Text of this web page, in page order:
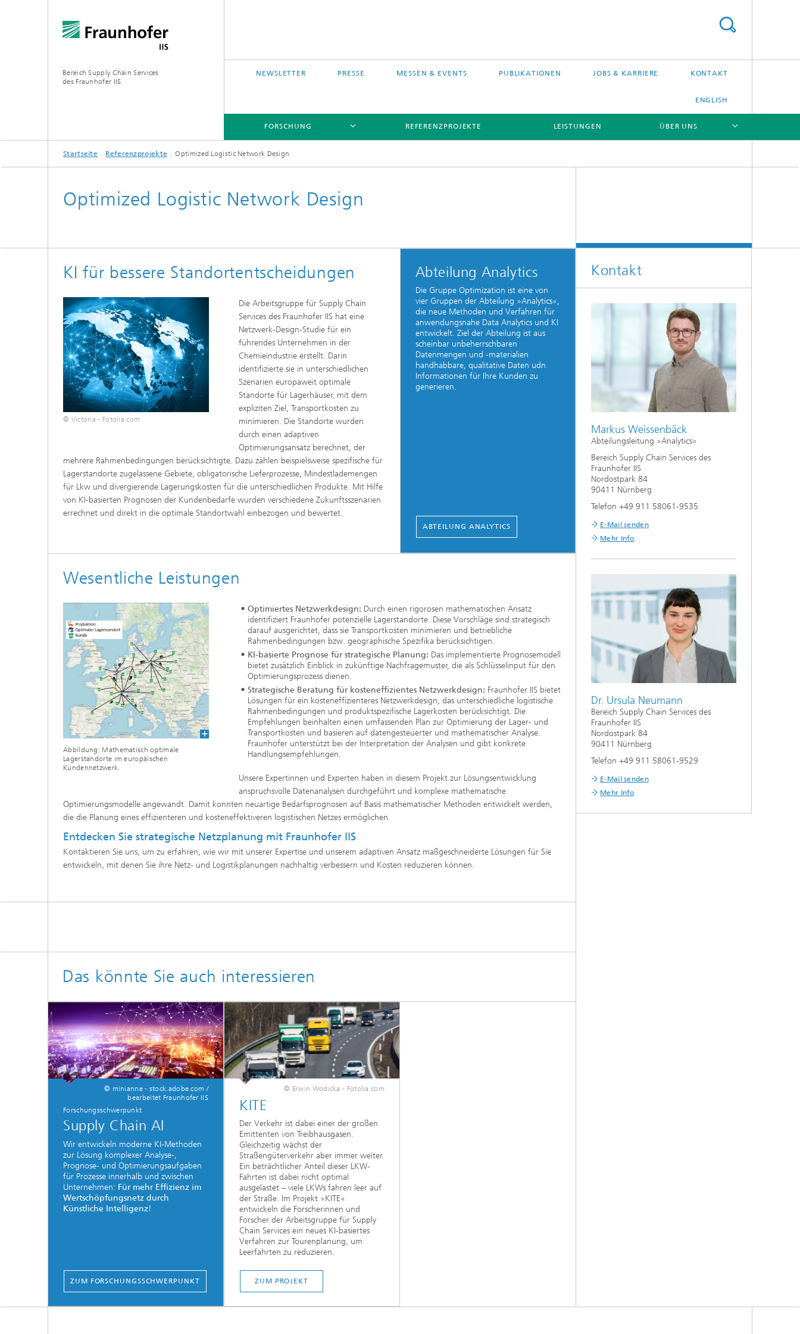
Bereich Supply Chain Services
des Fraunhofer IIS
NEWSLETTER PRESSE MESSEN & EVENTS PUBLIKATIONEN JOBS & KARRIERE KONTAKT
ENGLISH
FORSCHUNG
FORSCHUNG
REFERENZPROJEKTE LEISTUNGEN ÜBER UNS
ÜBER UNS
Innovation and Transformation
Startseite Referenzprojekte Optimized Logistic Network Design
Optimized Logistic Network Design
KI für bessere Standortentscheidungen
© Victoria - Fotolia.com
Die Arbeitsgruppe für Supply Chain
Services des Fraunhofer IIS hat eine
Netzwerk-Design-Studie für ein
führendes Unternehmen in der
Chemieindustrie erstellt. Darin
identifizierte sie in unterschiedlichen
Szenarien europaweit optimale
Standorte für Lagerhäuser, mit dem
expliziten Ziel, Transportkosten zu
minimieren. Die Standorte wurden
durch einen adaptiven
Optimierungsansatz berechnet, der
mehrere Rahmenbedingungen berücksichtigte. Dazu zählen beispielsweise spezifische für
Lagerstandorte zugelassene Gebiete, obligatorische Lieferprozesse, Mindestlademengen
für Lkw und divergierende Lagerungskosten für die unterschiedlichen Produkte. Mit Hilfe
von KI-basierten Prognosen der Kundenbedarfe wurden verschiedene Zukunftsszenarien
errechnet und direkt in die optimale Standortwahl einbezogen und bewertet.
Abteilung Analytics
Die Gruppe Optimization ist eine von
vier Gruppen der Abteilung »Analytics«,
die neue Methoden und Verfahren für
anwendungsnahe Data Analytics und KI
entwickelt. Ziel der Abteilung ist aus
scheinbar unbeherrschbaren
Datenmengen und -materialien
handhabbare, qualitative Daten udn
Informationen für Ihre Kunden zu
generieren.
ABTEILUNG ANALYTICS
Wesentliche Leistungen
Abbildung: Mathematisch optimale
Lagerstandorte im europäischen
Kundennetzwerk.
Optimiertes Netzwerkdesign: Durch einen rigorosen mathematischen Ansatz
identifiziert Fraunhofer potenzielle Lagerstandorte. Diese Vorschläge sind strategisch
darauf ausgerichtet, dass sie Transportkosten minimieren und betriebliche
Rahmenbedingungen bzw. geographische Spezifika berücksichtigen.
KI-basierte Prognose für strategische Planung: Das implementierte Prognosemodell
bietet zusätzlich Einblick in zukünftige Nachfragemuster, die als Schlüsselinput für den
Optimierungsprozess dienen.
Strategische Beratung für kosteneffizientes Netzwerkdesign: Fraunhofer IIS bietet
Lösungen für ein kosteneffizienteres Netzwerkdesign, das unterschiedliche logistische
Rahmenbedingungen und produktspezifische Lagerkosten berücksichtigt. Die
Empfehlungen beinhalten einen umfassenden Plan zur Optimierung der Lager- und
Transportkosten und basieren auf datengesteuerter und mathematischer Analyse.
Fraunhofer unterstützt bei der Interpretation der Analysen und gibt konkrete
Handlungsempfehlungen.
Unsere Expertinnen und Experten haben in diesem Projekt zur Lösungsentwicklung
anspruchsvolle Datenanalysen durchgeführt und komplexe mathematische
Optimierungsmodelle angewandt. Damit konnten neuartige Bedarfsprognosen auf Basis mathematischer Methoden entwickelt werden,
die die Planung eines effizienteren und kosteneffektiveren logistischen Netzes ermöglichen.
Entdecken Sie strategische Netzplanung mit Fraunhofer IIS
Kontaktieren Sie uns, um zu erfahren, wie wir mit unserer Expertise und unserem adaptiven Ansatz maßgeschneiderte Lösungen für Sie
entwickeln, mit denen Sie ihre Netz- und Logistikplanungen nachhaltig verbessern und Kosten reduzieren können.
Das könnte Sie auch interessieren
© minianne - stock.adobe.com /
bearbeitet Fraunhofer IIS
Forschungsschwerpunkt
Supply Chain AI
Wir entwickeln moderne KI-Methoden
zur Lösung komplexer Analyse-,
Prognose- und Optimierungsaufgaben
für Prozesse innerhalb und zwischen
Unternehmen: Für mehr Effizienz im
Wertschöpfungsnetz durch
Künstliche Intelligenz!
ZUM FORSCHUNGSSCHWERPUNKT
© Erwin Wodicka - Fotolia.com
KITE
Der Verkehr ist dabei einer der großen
Emittenten von Treibhausgasen.
Gleichzeitig wächst der
Straßengüterverkehr aber immer weiter.
Ein beträchtlicher Anteil dieser LKW-
Fahrten ist dabei nicht optimal
ausgelastet – viele LKWs fahren leer auf
der Straße. Im Projekt »KITE«
entwickeln die Forscherinnen und
Forscher der Arbeitsgruppe für Supply
Chain Services ein neues KI-basiertes
Verfahren zur Tourenplanung, um
Leerfahrten zu reduzieren.
ZUM PROJEKT
Kontakt
Markus Weissenbäck
Abteilungsleitung »Analytics«
Bereich Supply Chain Services des
Fraunhofer IIS
Nordostpark 84
90411 Nürnberg
Telefon +49 911 58061-9535
E-Mail senden
Mehr Info
Dr. Ursula Neumann
Bereich Supply Chain Services des
Fraunhofer IIS
Nordostpark 84
90411 Nürnberg
Telefon +49 911 58061-9529
E-Mail senden
Mehr Info